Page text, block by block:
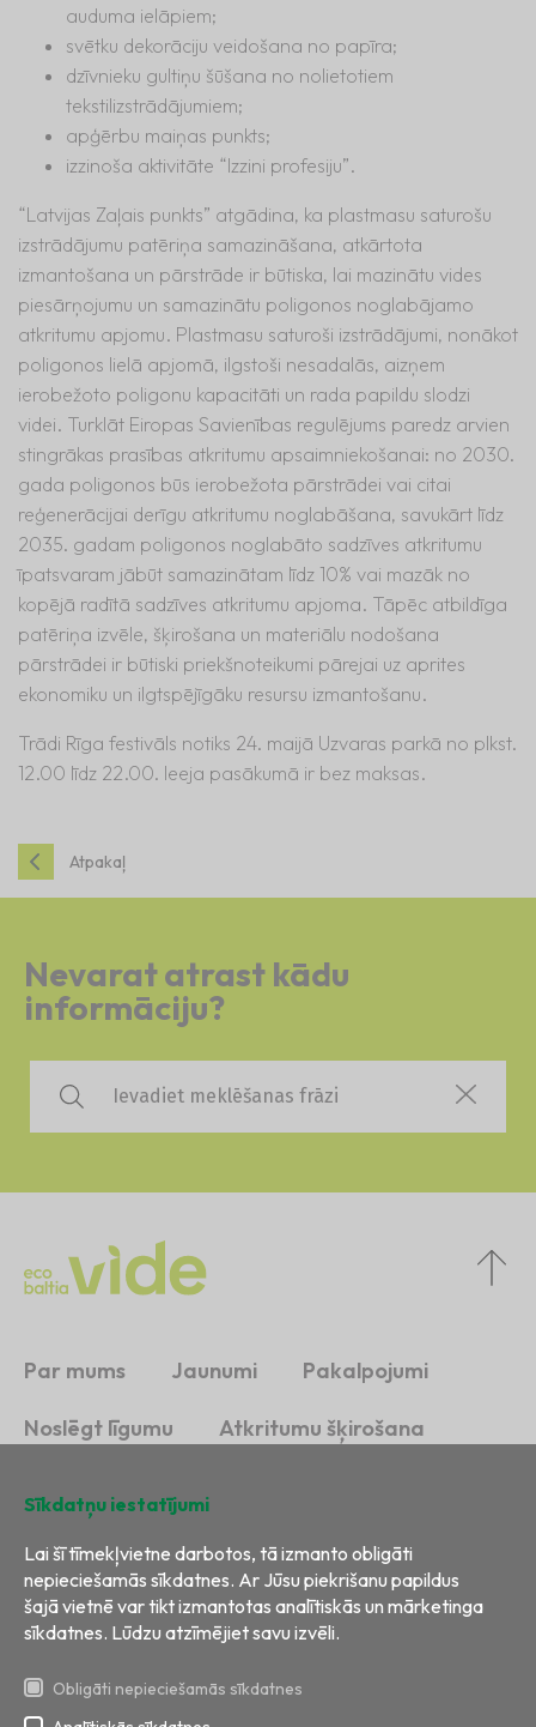
auduma ielāpiem;
svētku dekorāciju veidošana no papīra;
dzīvnieku gultiņu šūšana no nolietotiem
tekstilizstrādājumiem;
apģērbu maiņas punkts;
izzinoša aktivitāte “Izzini profesiju”.
“Latvijas Zaļais punkts” atgādina, ka plastmasu saturošu
izstrādājumu patēriņa samazināšana, atkārtota
izmantošana un pārstrāde ir būtiska, lai mazinātu vides
piesārņojumu un samazinātu poligonos noglabājamo
atkritumu apjomu. Plastmasu saturoši izstrādājumi, nonākot
poligonos lielā apjomā, ilgstoši nesadalās, aizņem
ierobežoto poligonu kapacitāti un rada papildu slodzi
videi. Turklāt Eiropas Savienības regulējums paredz arvien
stingrākas prasības atkritumu apsaimniekošanai: no 2030.
gada poligonos būs ierobežota pārstrādei vai citai
reģenerācijai derīgu atkritumu noglabāšana, savukārt līdz
2035. gadam poligonos noglabāto sadzīves atkritumu
īpatsvaram jābūt samazinātam līdz 10% vai mazāk no
kopējā radītā sadzīves atkritumu apjoma. Tāpēc atbildīga
patēriņa izvēle, šķirošana un materiālu nodošana
pārstrādei ir būtiski priekšnoteikumi pārejai uz aprites
ekonomiku un ilgtspējīgāku resursu izmantošanu.
Trādi Rīga festivāls notiks 24. maijā Uzvaras parkā no plkst.
12.00 līdz 22.00. Ieeja pasākumā ir bez maksas.
Atpakaļ
Nevarat atrast kādu
informāciju?
Par mums Jaunumi Pakalpojumi
Noslēgt līgumu Atkritumu šķirošana
Sīkdatņu iestatījumi
Lai šī tīmekļvietne darbotos, tā izmanto obligāti
nepieciešamās sīkdatnes. Ar Jūsu piekrišanu papildus
šajā vietnē var tikt izmantotas analītiskās un mārketinga
sīkdatnes. Lūdzu atzīmējiet savu izvēli.
Obligāti nepieciešamās sīkdatnes